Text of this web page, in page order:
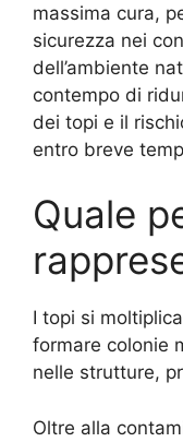
massima cura,
sicurezza nei
dell’ambiente
contempo di
dei topi e il
entro breve
Quale
I topi si
formare colonie
nelle strutture,
Oltre alla